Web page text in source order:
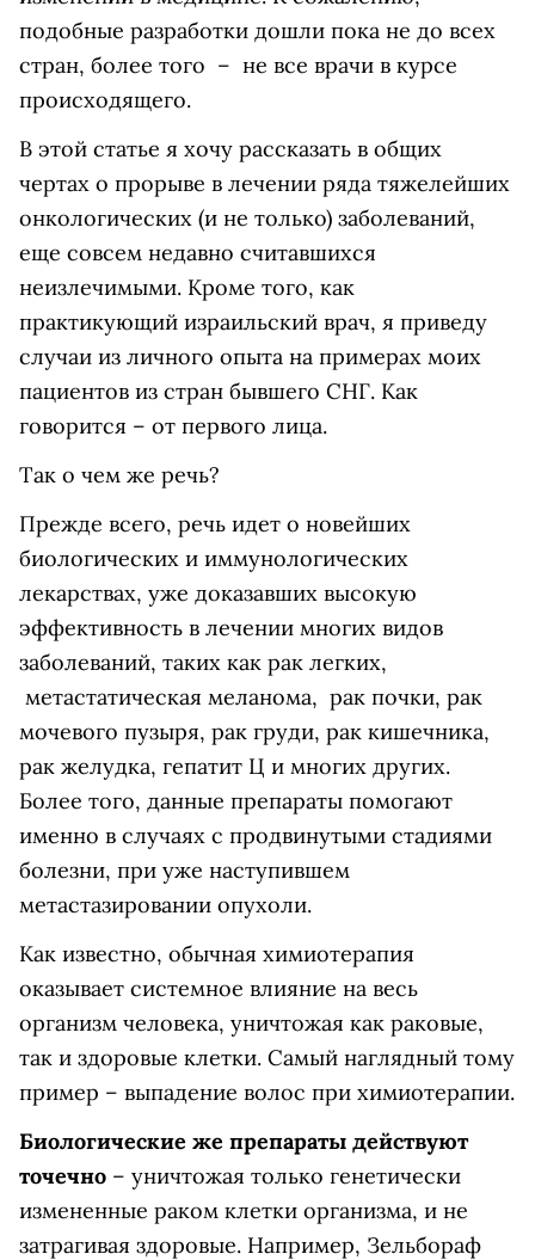
подобные разработки дошли пока не до всех
стран, более того – не все врачи в курсе
происходящего.
В этой статье я хочу рассказать в общих
чертах о прорыве в лечении ряда тяжелейших
онкологических (и не только) заболеваний,
еще совсем недавно считавшихся
неизлечимыми. Кроме того, как
практикующий израильский врач, я приведу
случаи из личного опыта на примерах моих
пациентов из стран бывшего СНГ. Как
говорится – от первого лица.
Так о чем же речь?
Прежде всего, речь идет о новейших
биологических и иммунологических
лекарствах, уже доказавших высокую
эффективность в лечении многих видов
заболеваний, таких как рак легких,
метастатическая меланома, рак почки, рак
мочевого пузыря, рак груди, рак кишечника,
рак желудка, гепатит Ц и многих других.
Более того, данные препараты помогают
именно в случаях с продвинутыми стадиями
болезни, при уже наступившем
метастазировании опухоли.
Как известно, обычная химиотерапия
оказывает системное влияние на весь
организм человека, уничтожая как раковые,
так и здоровые клетки. Самый наглядный тому
пример – выпадение волос при химиотерапии.
Биологические же препараты действуют
точечно – уничтожая только генетически
измененные раком клетки организма, и не
затрагивая здоровые. Например, Зельбораф